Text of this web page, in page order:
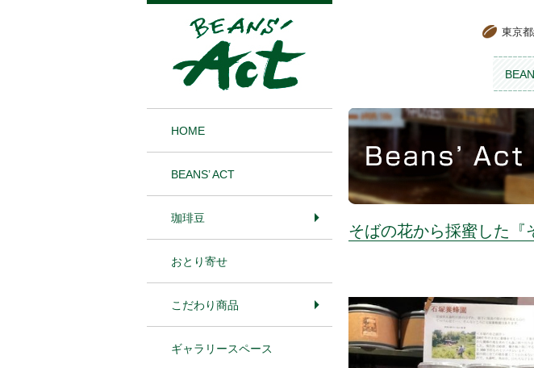
東京
そばの花から採蜜した『
HOME
BEANS’ ACT
珈琲豆
おとり寄せ
こだわり商品
ギャラリースペース